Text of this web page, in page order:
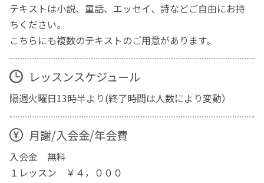
テキストは小説、童話、エッセイ、詩などご自由にお持
ちください。
こちらにも複数のテキストのご用意があります。
レッスンスケジュール
隔週火曜日13時半より(終了時間は人数により変動）
月謝/入会金/年会費
入会金 無料
１レッスン ￥４，０００